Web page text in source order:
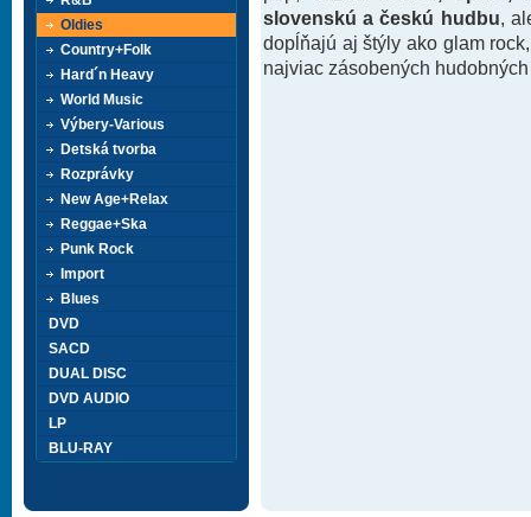
slovenskú a českú hudbu ,
dopĺňajú aj štýly ako glam
najviac zásobených
Oldies
Country+Folk
Hard´n Heavy
World Music
Výbery-Various
Detská tvorba
Rozprávky
New Age+Relax
Reggae+Ska
Punk Rock
Import
Blues
DVD
SACD
DUAL DISC
DVD AUDIO
LP
BLU-RAY